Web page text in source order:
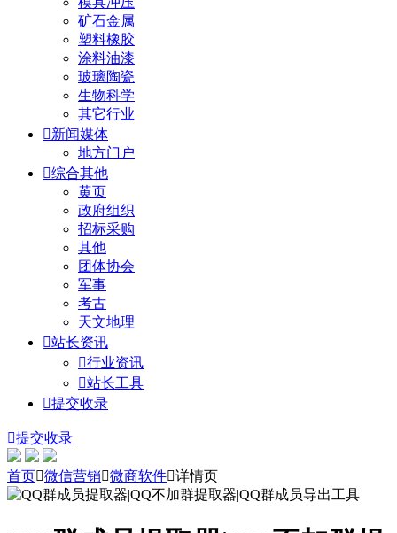
矿石金属
塑料橡胶
涂料油漆
玻璃陶瓷
生物科学
其它行业
新闻媒体
地方门户
综合其他
黄页
政府组织
招标采购
其他
团体协会
军事
考古
天文地理
站长资讯
行业资讯
站长工具
提交收录
提交收录
首页微信营销微商软件详情页